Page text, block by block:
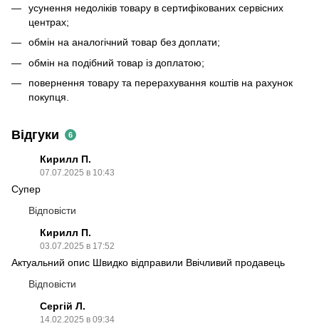
усунення недоліків товару в сертифікованих сервісних
центрах;
обмін на аналогічний товар без доплати;
обмін на подібний товар із доплатою;
повернення товару та перерахування коштів на рахунок
покупця.
Відгуки 6
Кирилл П.
07.07.2025 в 10:43
Супер
Відповісти
Кирилл П.
03.07.2025 в 17:52
Актуальний опис Швидко відправили Ввічливий продавець
Відповісти
Сергій Л.
14.02.2025 в 09:34